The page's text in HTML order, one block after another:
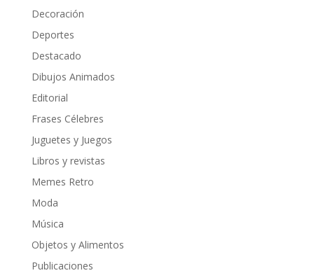
Decoración
Deportes
Destacado
Dibujos Animados
Editorial
Frases Célebres
Juguetes y Juegos
Libros y revistas
Memes Retro
Moda
Música
Objetos y Alimentos
Publicaciones